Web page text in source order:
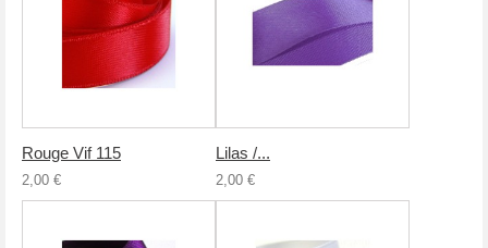
Rouge Vif 115
2,00 €
Lilas /...
2,00 €